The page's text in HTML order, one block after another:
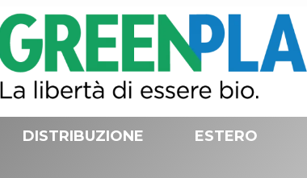
DISTRIBUZIONE ESTERO